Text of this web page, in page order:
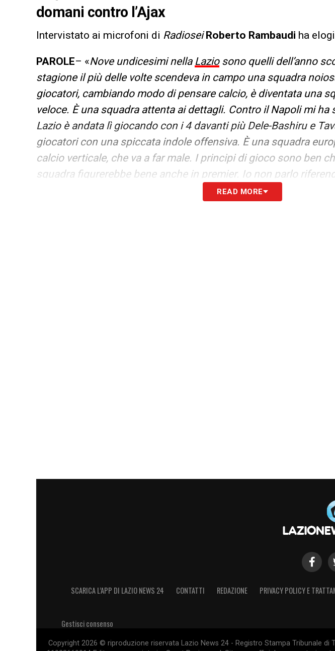
domani contro l’Ajax
Intervistato ai microfoni di Radiosei Roberto Rambaudi ha
PAROLE– «Nove undicesimi nella Laziosono quelli dell’anno
stagione il più delle volte scendeva in campo una squadra
giocatori, cambiando modo di pensare calcio, è diventata una
veloce. È una squadra attenta ai dettagli. Contro il Napoli mi
Lazio è andata lì giocando con i 4 davanti più Dele-Bashiru e
giocatori con una spiccata indole offensiva. È una squadra
calcio verticale, che va a far male. I principi di gioco sono ben
squadra figurerebbe bene anche in premier. Io non parlo
prestazioni che sono state quasi sempre importanti e
READ MORE
SCARICA L’APP DI LAZIO NEWS 24 CONTATTI REDAZIONE PRIVACY POLICY E
Gestisci consenso
Copyright 2026 © riproduzione riservata Lazio News 24 - Registro Stampa Tribunale